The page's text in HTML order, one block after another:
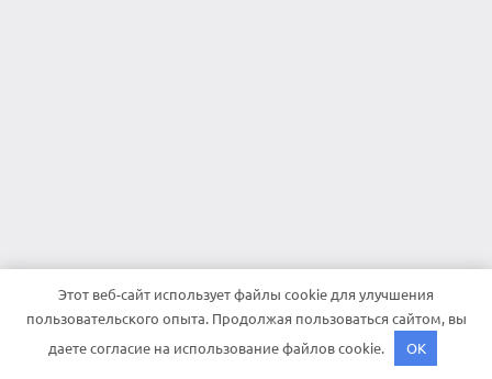
Этот веб-сайт использует файлы cookie для улучшения
пользовательского опыта. Продолжая пользоваться сайтом, вы
даете согласие на использование файлов cookie.
OK